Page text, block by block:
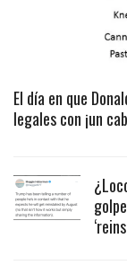
El día en que
legales con ¡un